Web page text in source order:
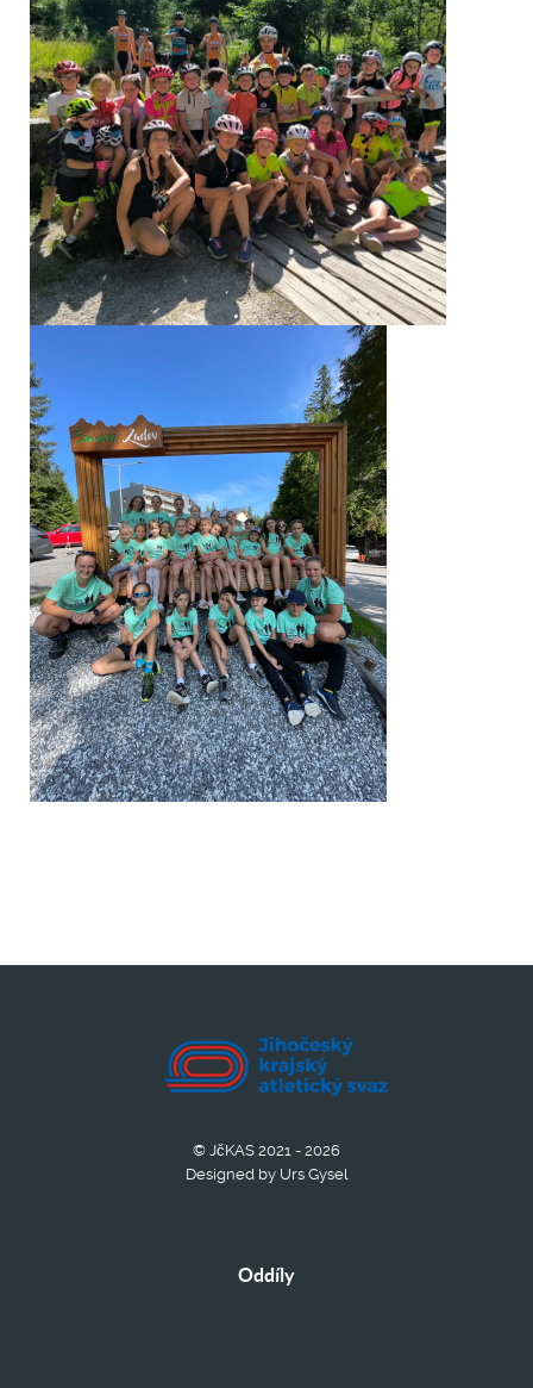
© JčKAS 2021 - 2026
Designed by Urs Gysel
Oddíly